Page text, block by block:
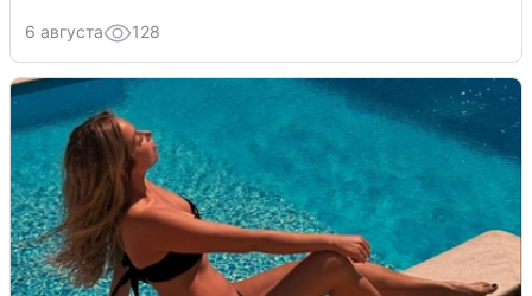
6 августа 128